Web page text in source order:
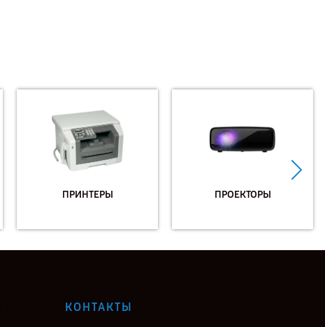
ПРИНТЕРЫ ПРОЕКТОРЫ
КОНТАКТЫ